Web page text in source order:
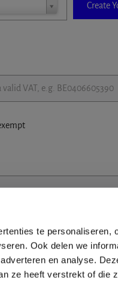
te personaliseren,
Ook delen we
en analyse.
ze heeft verstrekt of die
Create